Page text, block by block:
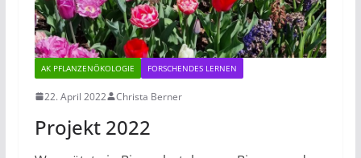
AK PFLANZENÖKOLOGIE FORSCHENDES LERNEN
22. April 2022 Christa Berner
Projekt 2022